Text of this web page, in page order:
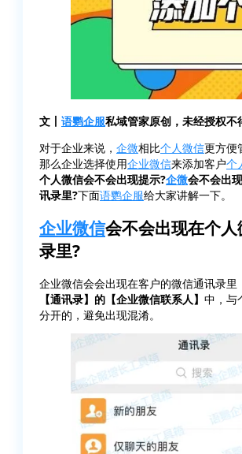
文丨 语鹦企服私域管家原创，未经授权不
对于企业来说， 企微相比个人微信更方便
那么企业选择使用企业微信来添加客户个
个人微信会不会出现提示?企微会不会出
讯录里?下面语鹦企服给大家讲解一下。
企业微信会不会出现在个
录里?
企业微信会会出现在客户的微信通讯录里
【通讯录】的【企业微信联系人】 中，与
分开的，避免出现混淆。